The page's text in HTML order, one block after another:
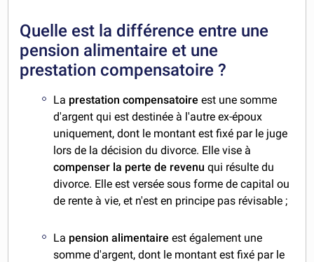
Quelle est la différence entre une
pension alimentaire et une
prestation compensatoire ?
La prestation compensatoire est une somme
d'argent qui est destinée à l'autre ex-époux
uniquement, dont le montant est fixé par le juge
lors de la décision du divorce. Elle vise à
compenser la perte de revenu qui résulte du
divorce. Elle est versée sous forme de capital ou
de rente à vie, et n'est en principe pas révisable ;
La pension alimentaire est également une
somme d'argent, dont le montant est fixé par le